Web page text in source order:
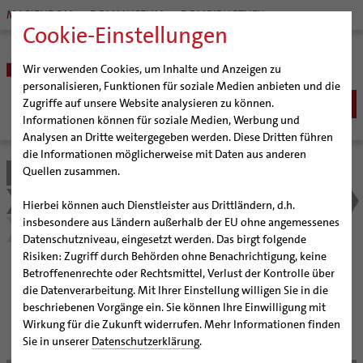
Cookie-Einstellungen
Wir verwenden Cookies, um Inhalte und Anzeigen zu
personalisieren, Funktionen für soziale Medien anbieten und die
Zugriffe auf unsere Website analysieren zu können.
Informationen können für soziale Medien, Werbung und
Analysen an Dritte weitergegeben werden. Diese Dritten führen
die Informationen möglicherweise mit Daten aus anderen
Quellen zusammen.
Hierbei können auch Dienstleister aus Drittländern, d.h.
insbesondere aus Ländern außerhalb der EU ohne angemessenes
Datenschutzniveau, eingesetzt werden. Das birgt folgende
Risiken: Zugriff durch Behörden ohne Benachrichtigung, keine
Betroffenenrechte oder Rechtsmittel, Verlust der Kontrolle über
die Datenverarbeitung. Mit Ihrer Einstellung willigen Sie in die
beschriebenen Vorgänge ein. Sie können Ihre Einwilligung mit
Wirkung für die Zukunft widerrufen. Mehr Informationen finden
Sie in unserer Datenschutzerklärung.
MARIENDOM DOMMUSEUM DOMBIBLIOTHEK
BISTUM
Bischöfe
Weihbischof Dr. Martin Marahrens
Bischof em. Norbert Trelle
Weihbischof em. Bongartz
Weihbischof em. Schwerdtfeger
Weihbischof em. Koitz
Bischof em. Dr. Wüstenberg
Generalvikariat
Gremien
Diözesangericht
Gemeindegremien
Pfarrgemeinden
Hildesheimer Dom
Bistum Hildesheim
Gleichstellung und Chancengleichheit
NetzWerk ChancenGleich
Detail Nachricht
Chancengleichheit betrifft
alle